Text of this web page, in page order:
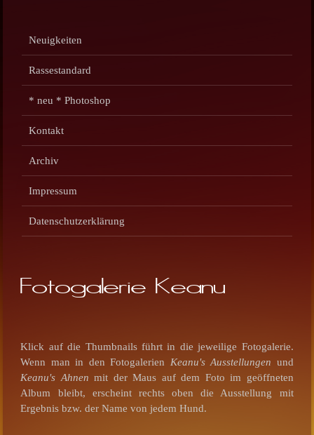
Neuigkeiten
Rassestandard
* neu * Photoshop
Kontakt
Archiv
Impressum
Datenschutzerklärung
Fotogalerie Keanu
Klick auf die Thumbnails führt in die jeweilige Fotogalerie.
Wenn man in den Fotogalerien Keanu's Ausstellungen und
Keanu's Ahnen mit der Maus auf dem Foto im geöffneten
Album bleibt, erscheint rechts oben die Ausstellung mit
Ergebnis bzw. der Name von jedem Hund.